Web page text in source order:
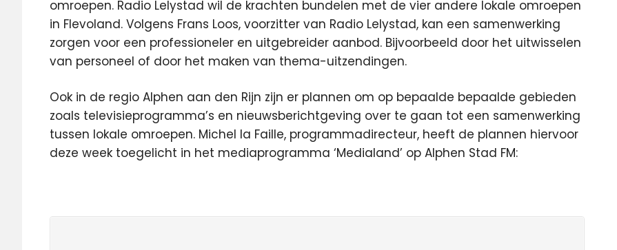
omroepen. Radio Lelystad wil de krachten bundelen met de vier andere lokale omroepen
in Flevoland. Volgens Frans Loos, voorzitter van Radio Lelystad, kan een samenwerking
zorgen voor een professioneler en uitgebreider aanbod. Bijvoorbeeld door het uitwisselen
van personeel of door het maken van thema-uitzendingen.
Ook in de regio Alphen aan den Rijn zijn er plannen om op bepaalde bepaalde gebieden
zoals televisieprogramma’s en nieuwsberichtgeving over te gaan tot een samenwerking
tussen lokale omroepen. Michel la Faille, programmadirecteur, heeft de plannen hiervoor
deze week toegelicht in het mediaprogramma ‘Medialand’ op Alphen Stad FM: